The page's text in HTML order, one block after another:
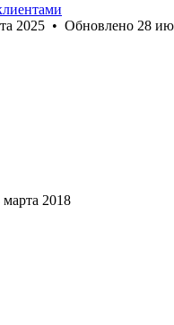
2025 • Обновлено 28
марта 2018